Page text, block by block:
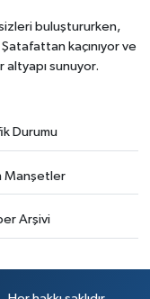
buluştururken,
kaçınıyor ve
sunuyor.
Durumu
Manşetler
Arşivi